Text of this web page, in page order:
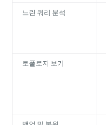
느린 쿼리 분석
토폴로지 보기